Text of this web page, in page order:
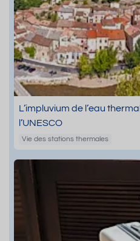
L’impluvium de l’eau
l’UNESCO
Vie des stations thermales